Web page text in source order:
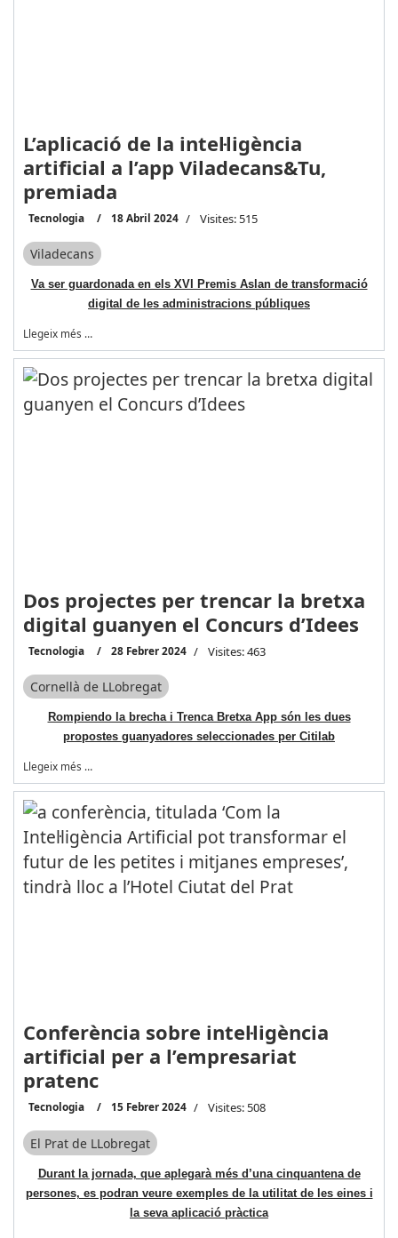
L’aplicació de la intel·ligència
artificial a l’app Viladecans&Tu,
premiada
Tecnologia 18 Abril 2024 Visites: 515
Viladecans
Va ser guardonada en els XVI Premis Aslan de transformació
digital de les administracions públiques
Llegeix més …
Dos projectes per trencar la bretxa
digital guanyen el Concurs d’Idees
Tecnologia 28 Febrer 2024 Visites: 463
Cornellà de LLobregat
Rompiendo la brecha i Trenca Bretxa App són les dues
propostes guanyadores seleccionades per Citilab
Llegeix més …
Conferència sobre intel·ligència
artificial per a l’empresariat
pratenc
Tecnologia 15 Febrer 2024 Visites: 508
El Prat de LLobregat
Durant la jornada, que aplegarà més d’una cinquantena de
persones, es podran veure exemples de la utilitat de les eines i
la seva aplicació pràctica